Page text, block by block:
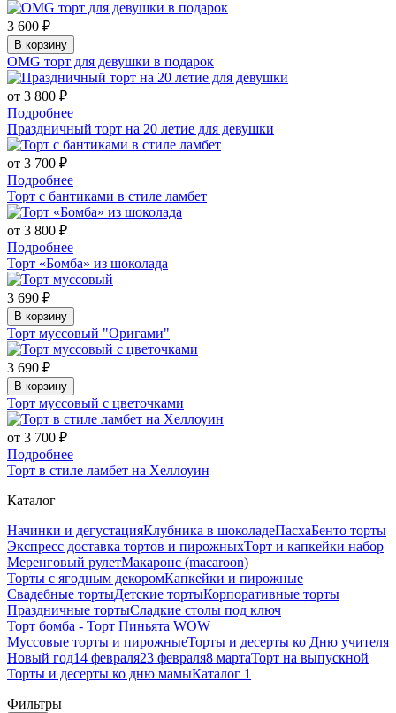
3 600 ₽
В корзину
OMG торт для девушки в подарок
от 3 800 ₽
Подробнее
Праздничный торт на 20 летие для девушки
от 3 700 ₽
Подробнее
Торт с бантиками в стиле ламбет
от 3 800 ₽
Подробнее
Торт «Бомба» из шоколада
3 690 ₽
В корзину
Торт муссовый "Оригами"
3 690 ₽
В корзину
Торт муссовый с цветочками
от 3 700 ₽
Подробнее
Торт в стиле ламбет на Хеллоуин
Каталог
Начинки и дегустацияКлубника в шоколадеПасхаБенто торты
Экспресс доставка тортов и пирожныхТорт и капкейки набор
Меренговый рулетМакаронс (macaroon)
Торты с ягодным декоромКапкейки и пирожные
Свадебные тортыДетские тортыКорпоративные торты
Праздничные тортыСладкие столы под ключ
Торт бомба - Торт Пиньята WOW
Муссовые торты и пирожныеТорты и десерты ко Дню учителя
Новый год14 февраля23 февраля8 мартаТорт на выпускной
Торты и десерты ко дню мамыКаталог 1
Фильтры